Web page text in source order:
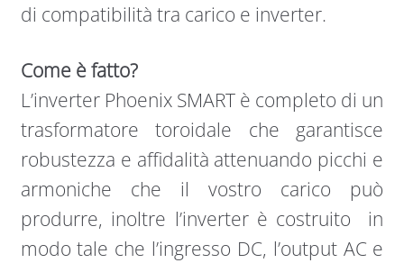
di compatibilità tra carico e inverter.
Come è fatto?
L’inverter Phoenix SMART è completo di un
trasformatore toroidale che garantisce
robustezza e affidalità attenuando picchi e
armoniche che il vostro carico può
produrre, inoltre l’inverter è costruito in
modo tale che l’ingresso DC, l’output AC e